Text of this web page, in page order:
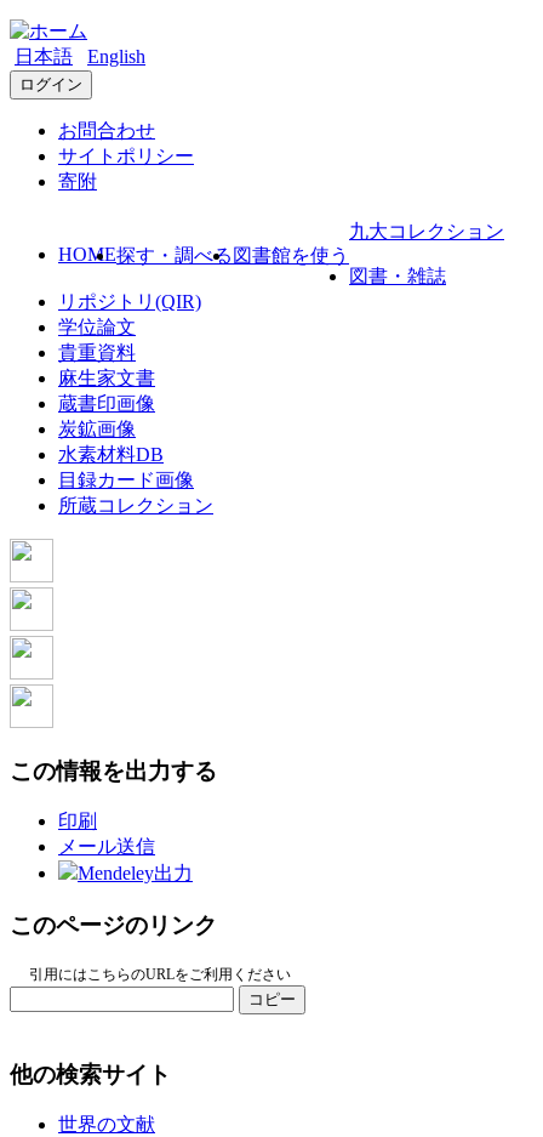
日本語 English
ログイン
お問合わせ
サイトポリシー
寄附
HOME探す・調べる 図書館を使う
九大コレクション
図書・雑誌
リポジトリ(QIR)
学位論文
貴重資料
麻生家文書
蔵書印画像
炭鉱画像
水素材料DB
目録カード画像
所蔵コレクション
この情報を出力する
印刷
メール送信
Mendeley出力
このページのリンク
引用にはこちらのURLをご利用ください
コピー
他の検索サイト
世界の文献